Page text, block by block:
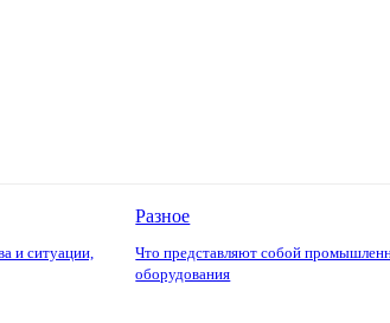
и ситуации,
Разное
Что представляют собой
оборудования